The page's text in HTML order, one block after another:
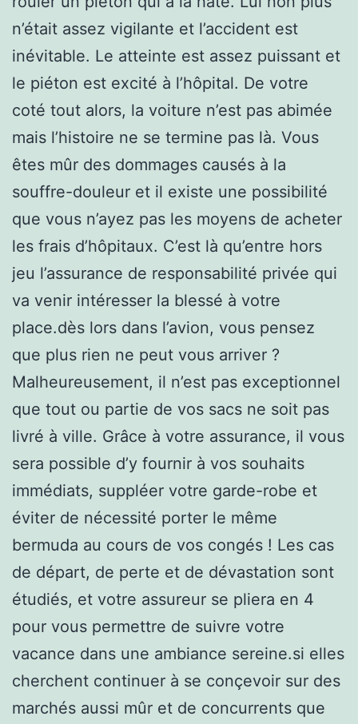
n’était assez vigilante et l’accident est
inévitable. Le atteinte est assez puissant et
le piéton est excité à l’hôpital. De votre
coté tout alors, la voiture n’est pas abimée
mais l’histoire ne se termine pas là. Vous
êtes mûr des dommages causés à la
souffre-douleur et il existe une possibilité
que vous n’ayez pas les moyens de acheter
les frais d’hôpitaux. C’est là qu’entre hors
jeu l’assurance de responsabilité privée qui
va venir intéresser la blessé à votre
place.dès lors dans l’avion, vous pensez
que plus rien ne peut vous arriver ?
Malheureusement, il n’est pas exceptionnel
que tout ou partie de vos sacs ne soit pas
livré à ville. Grâce à votre assurance, il vous
sera possible d’y fournir à vos souhaits
immédiats, suppléer votre garde-robe et
éviter de nécessité porter le même
bermuda au cours de vos congés ! Les cas
de départ, de perte et de dévastation sont
étudiés, et votre assureur se pliera en 4
pour vous permettre de suivre votre
vacance dans une ambiance sereine.si elles
cherchent continuer à se conçevoir sur des
marchés aussi mûr et de concurrents que